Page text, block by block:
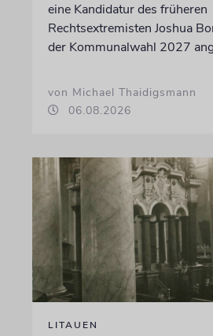
eine Kandidatur des früheren
Rechtsextremisten Joshua
der Kommunalwahl 2027
von Michael Thaidigsmann
06.08.2026
LITAUEN